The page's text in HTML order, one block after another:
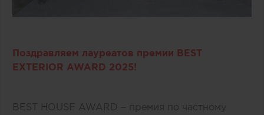
Поздравляем лауреатов премии BEST
EXTERIOR AWARD 2025!
BEST HOUSE AWARD – премия по частному